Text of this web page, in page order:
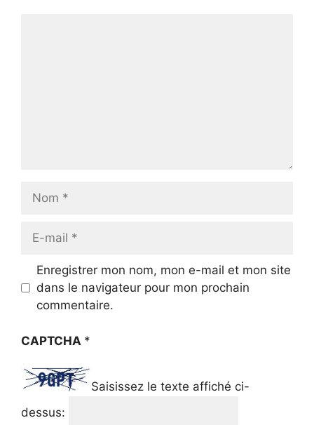
Nom
Enregistrer mon nom, mon e-mail et mon site
dans le navigateur pour mon prochain
commentaire.
CAPTCHA *
Saisissez le texte affiché ci-
dessus: